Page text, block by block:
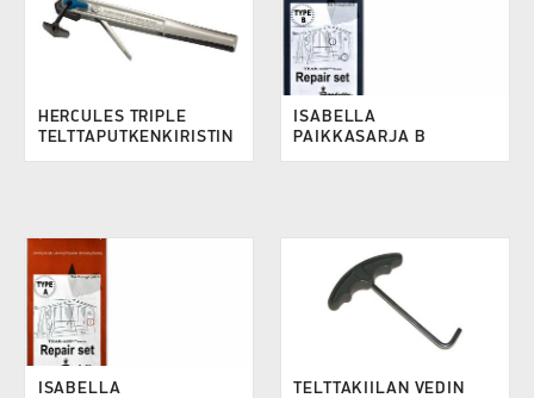
HERCULES TRIPLE
TELTTAPUTKENKIRISTIN
ISABELLA
PAIKKASARJA B
ISABELLA
TELTTAKIILAN VEDIN